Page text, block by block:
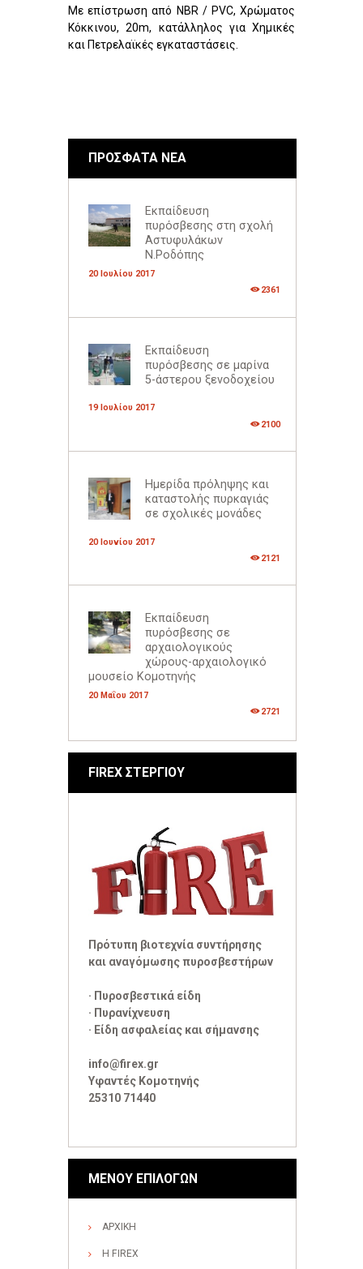
Με επίστρωση από NBR / PVC, Xρώματος
Kόκκινου, 20m, κατάλληλος για Χημικές
και Πετρελαϊκές εγκαταστάσεις.
ΠΡΟΣΦΑΤΑ ΝΕΑ
Εκπαίδευση
πυρόσβεσης στη σχολή
Αστυφυλάκων
Ν.Ροδόπης
20 Ιουλίου 2017
2361
Εκπαίδευση
πυρόσβεσης σε μαρίνα
5-άστερου ξενοδοχείου
19 Ιουλίου 2017
2100
Ημερίδα πρόληψης και
καταστολής πυρκαγιάς
σε σχολικές μονάδες
20 Ιουνίου 2017
2121
Εκπαίδευση
πυρόσβεσης σε
αρχαιολογικούς
χώρους-αρχαιολογικό
μουσείο Κομοτηνής
20 Μαΐου 2017
2721
FIREX ΣΤΕΡΓΙΟΥ
Πρότυπη βιοτεχνία συντήρησης
και αναγόμωσης πυροσβεστήρων
· Πυροσβεστικά είδη
· Πυρανίχνευση
· Είδη ασφαλείας και σήμανσης
info@firex.gr
Υφαντές Κομοτηνής
25310 71440
ΜΕΝΟΥ ΕΠΙΛΟΓΩΝ
ΑΡΧΙΚΗ
Η FIREX